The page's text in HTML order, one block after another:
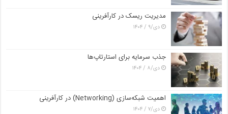
مدیریت ریسک در کارآفرینی
دی/۹ / ۱۴۰۴
جذب سرمایه برای استارتاپ‌ها
دی/۸ / ۱۴۰۴
اهمیت شبکه‌سازی (Networking) در کارآفرینی
دی/۷ / ۱۴۰۴